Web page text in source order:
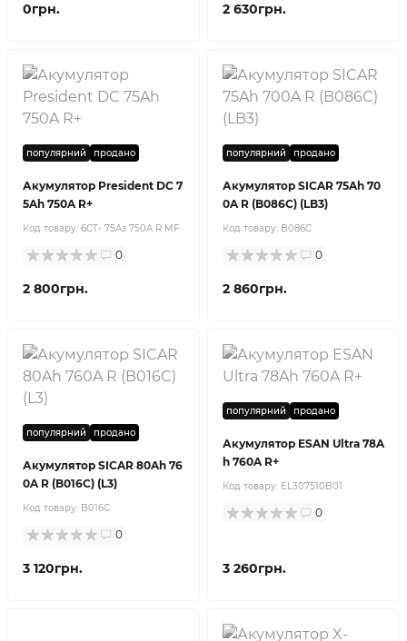
0грн. 2 630грн.
популярний продано
Акумулятор President DC 7
5Ah 750A R+
Код товару: 6CT- 75Aз 750A R MF
0
2 800грн.
популярний продано
Акумулятор SICAR 75Ah 70
0A R (B086C) (LB3)
Код товару: B086C
0
2 860грн.
популярний продано
Акумулятор SICAR 80Ah 76
0A R (B016C) (L3)
Код товару: B016C
0
3 120грн.
популярний продано
Акумулятор ESAN Ultra 78A
h 760A R+
Код товару: EL307510B01
0
3 260грн.